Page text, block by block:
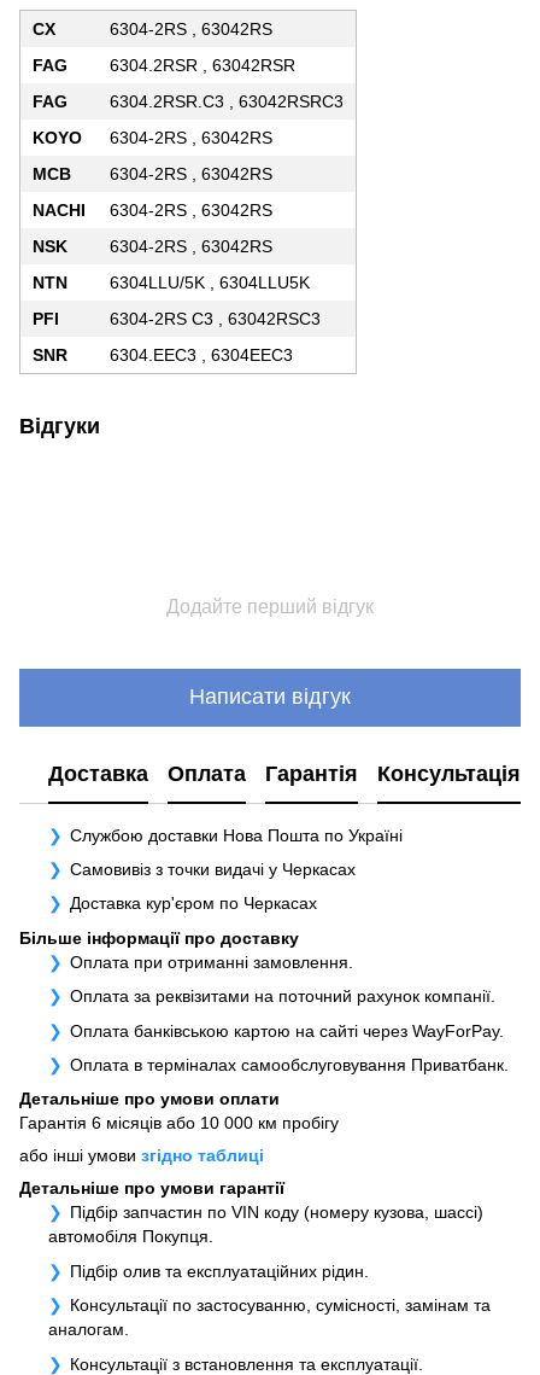
CX
6304-2RS , 63042RS
FAG
6304.2RSR , 63042RSR
FAG
6304.2RSR.C3 , 63042RSRC3
KOYO
6304-2RS , 63042RS
MCB
6304-2RS , 63042RS
NACHI
6304-2RS , 63042RS
NSK
6304-2RS , 63042RS
NTN
6304LLU/5K , 6304LLU5K
PFI
6304-2RS C3 , 63042RSC3
SNR
6304.EEC3 , 6304EEC3
Відгуки
Додайте перший відгук
Написати відгук
Доставка Оплата Гарантія Консультація
Службою доставки Нова Пошта по Україні
Самовивіз з точки видачі у Черкасах
Доставка кур'єром по Черкасах
Більше інформації про доставку
Оплата при отриманні замовлення.
Оплата за реквізитами на поточний рахунок компанії.
Оплата банківською картою на сайті через WayForPay.
Оплата в терміналах самообслуговування Приватбанк.
Детальніше про умови оплати
Гарантія 6 місяців або 10 000 км пробігу
або інші умови згідно таблиці
Детальніше про умови гарантії
Підбір запчастин по VIN коду (номеру кузова, шассі)
автомобіля Покупця.
Підбір олив та експлуатаційних рідин.
Консультації по застосуванню, сумісності, замінам та
аналогам.
Консультації з встановлення та експлуатації.